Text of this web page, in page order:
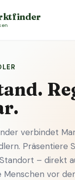
verbindet
Präsentiere
– direkt
Menschen vor